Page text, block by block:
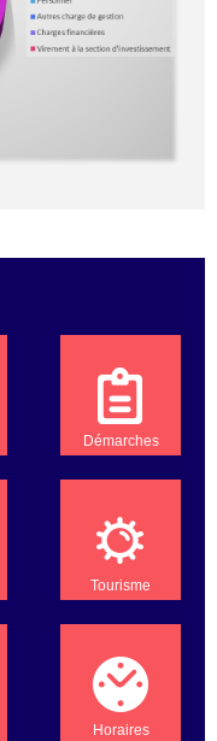
Démarches
Tourisme
Horaires